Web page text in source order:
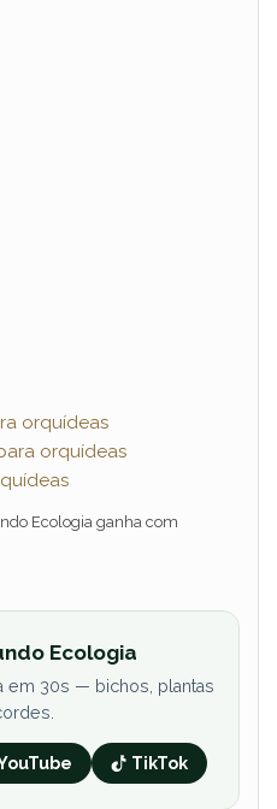
orquídeas
orquídeas
Ecologia ganha com
Ecologia
em 30s — bichos, plantas
TikTok